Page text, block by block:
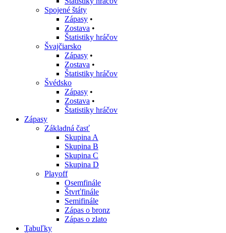
Spojené štáty
Zápasy •
Zostava •
Štatistiky hráčov
Švajčiarsko
Zápasy •
Zostava •
Štatistiky hráčov
Švédsko
Zápasy •
Zostava •
Štatistiky hráčov
Zápasy
Základná časť
Skupina A
Skupina B
Skupina C
Skupina D
Playoff
Osemfinále
Štvrťfinále
Semifinále
Zápas o bronz
Zápas o zlato
Tabuľky